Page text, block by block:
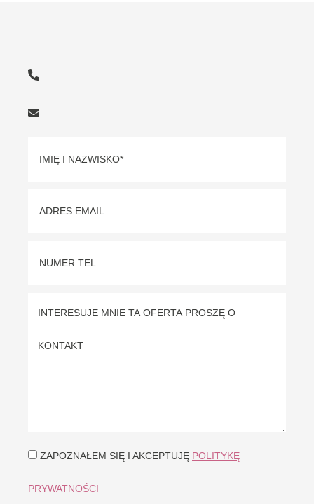
ZAPOZNAŁEM SIĘ I AKCEPTUJĘ POLITYKĘ
PRYWATNOŚCI